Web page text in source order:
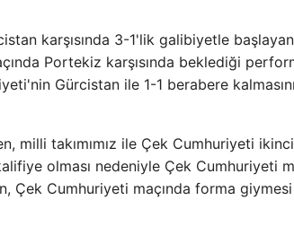
karşısında 3-1'lik galibiyetle
Portekiz karşısında beklediği
Gürcistan ile 1-1 berabere
milli takımımız ile Çek Cumhuriyeti
olması nedeniyle Çek Cumhuriyeti
Çek Cumhuriyeti maçında forma